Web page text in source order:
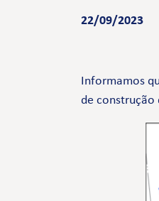
22/09/2023
Informamos
de construção